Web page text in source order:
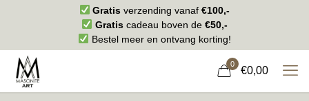
Gratis verzending vanaf€100,-
Gratiscadeau boven de €50,-
Bestel meer en ontvang korting!
0
€0,00